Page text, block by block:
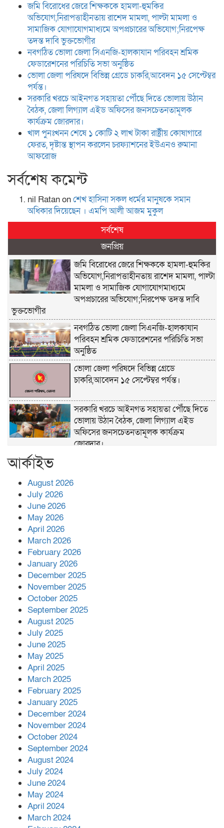
জমি বিরোধের জেরে শিক্ষককে হামলা-হুমকির
অভিযোগ,নিরাপত্তাহীনতায় রাশেদ মামলা, পাল্টা মামলা ও
সামাজিক যোগাযোগমাধ্যমে অপপ্রচারের অভিযোগ;নিরপেক্ষ
তদন্ত দাবি ভুক্তভোগীর
নবগঠিত ভোলা জেলা সিএনজি-হালকাযান পরিবহন শ্রমিক
ফেডারেশনের পরিচিতি সভা অনুষ্ঠিত
ভোলা জেলা পরিষদে বিভিন্ন গ্রেডে চাকরি,আবেদন ১৫ সেপ্টেম্বর
পর্যন্ত।
সরকারি খরচে আইনগত সহায়তা পৌঁছে দিতে ভোলায় উঠান
বৈঠক, জেলা লিগ্যাল এইড অফিসের জনসচেতনতামূলক
কার্যক্রম জোরদার।
খাল পুনঃখনন শেষে ১ কোটি ২ লাখ টাকা রাষ্ট্রীয় কোষাগারে
ফেরত, দৃষ্টান্ত স্থাপন করলেন চরফ্যাশনের ইউএনও রুমানা
আফরোজ
সর্বশেষ কমেন্ট
nil Ratanonশেখ হা‌সিনা সকল ধ‌র্মের মানু‌ষকে সমান
অ‌ধিকার দি‌য়ে‌ছেন । এম‌পি আলী আজম মুকুল
সর্বশেষ
জনপ্রিয়
জমি বিরোধের জেরে শিক্ষককে হামলা-হুমকির
অভিযোগ,নিরাপত্তাহীনতায় রাশেদ মামলা, পাল্টা
মামলা ও সামাজিক যোগাযোগমাধ্যমে
অপপ্রচারের অভিযোগ;নিরপেক্ষ তদন্ত দাবি
ভুক্তভোগীর
নবগঠিত ভোলা জেলা সিএনজি-হালকাযান
পরিবহন শ্রমিক ফেডারেশনের পরিচিতি সভা
অনুষ্ঠিত
ভোলা জেলা পরিষদে বিভিন্ন গ্রেডে
চাকরি,আবেদন ১৫ সেপ্টেম্বর পর্যন্ত।
সরকারি খরচে আইনগত সহায়তা পৌঁছে দিতে
ভোলায় উঠান বৈঠক, জেলা লিগ্যাল এইড
অফিসের জনসচেতনতামূলক কার্যক্রম
জোরদার।
পাশে দাঁড়িয়ে শুনলেন সেবার বাস্তব চিত্র
খাল পুনঃখননে সাশ্রয়,সরকারি কোষাগারে ফিরল
২ কোটি ২০ লাখ টাকা।সততার অনন্য দৃষ্টান্ত
স্থাপন করলেন ইউএনও বেদবতী মিস্ত্রী।
আর্কাইভ
August 2026
July 2026
June 2026
May 2026
April 2026
March 2026
February 2026
January 2026
December 2025
November 2025
October 2025
September 2025
August 2025
July 2025
June 2025
May 2025
April 2025
March 2025
February 2025
January 2025
December 2024
November 2024
October 2024
September 2024
August 2024
July 2024
June 2024
May 2024
April 2024
March 2024